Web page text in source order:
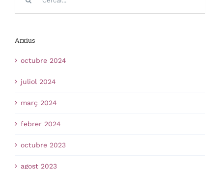
Arxius
octubre 2024
juliol 2024
març 2024
febrer 2024
octubre 2023
agost 2023